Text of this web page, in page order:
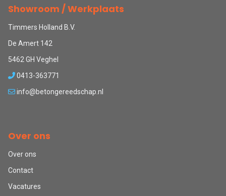
Showroom / Werkplaats
Timmers Holland B.V.
De Amert 142
5462 GH Veghel
0413-363771
info@betongereedschap.nl
Over ons
Over ons
Contact
Vacatures